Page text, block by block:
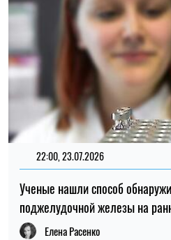
22:00, 23.07.2026
Ученые нашли способ
поджелудочной железы на
Елена Расенко